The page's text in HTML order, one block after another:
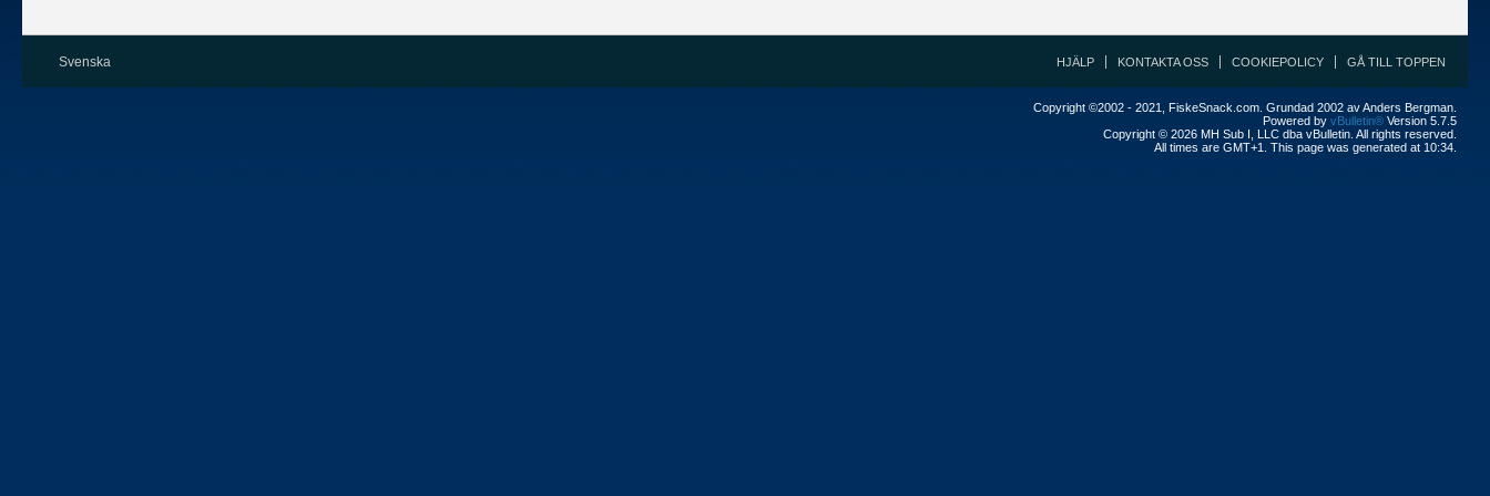
Svenska HJÄLP KONTAKTA OSS COOKIEPOLICY GÅ TILL TOPPEN
Copyright ©2002 - 2021, FiskeSnack.com. Grundad 2002 av Anders Bergman.
Powered by vBulletin® Version 5.7.5
Copyright © 2026 MH Sub I, LLC dba vBulletin. All rights reserved.
All times are GMT+1. This page was generated at 10:34.